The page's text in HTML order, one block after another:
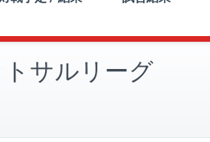
トサルリーグ